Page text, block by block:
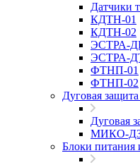
Датчики
КДТН-01
КДТН-02
ЭСТРА-
ЭСТРА-
ФТНП-01
ФТНП-02
Дуговая защита
Дуговая
МИКО-
Блоĸи питания